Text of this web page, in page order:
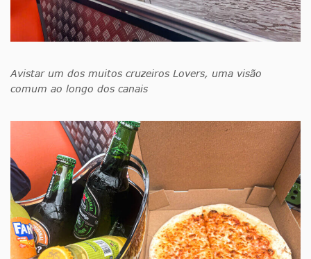
Avistar um dos muitos cruzeiros Lovers, uma visão
comum ao longo dos canais